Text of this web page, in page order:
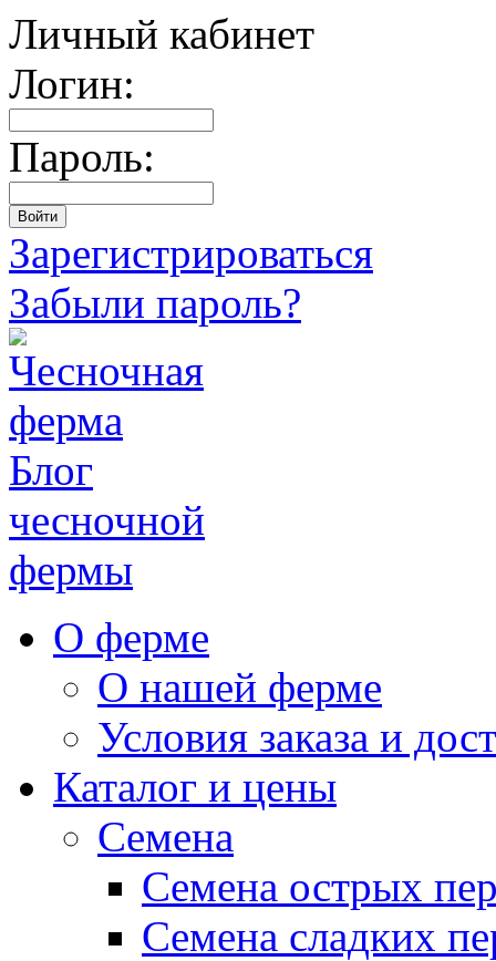
Личный кабинет
Логин:
Пароль:
Зарегистрироваться
Забыли пароль?
Блог
чесночной
фермы
О ферме
О нашей ферме
Условия заказа и
Каталог и цены
Семена
Семена острых
Семена сладких